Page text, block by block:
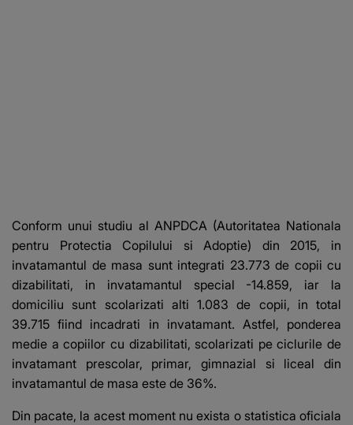
Conform unui studiu al ANPDCA (Autoritatea Nationala
pentru Protectia Copilului si Adoptie) din 2015, in
invatamantul de masa sunt integrati 23.773 de copii cu
dizabilitati, in invatamantul special -14.859, iar la
domiciliu sunt scolarizati alti 1.083 de copii, in total
39.715 fiind incadrati in invatamant. Astfel, ponderea
medie a copiilor cu dizabilitati, scolarizati pe ciclurile de
invatamant prescolar, primar, gimnazial si liceal din
invatamantul de masa este de 36%.
Din pacate, la acest moment nu exista o statistica oficiala